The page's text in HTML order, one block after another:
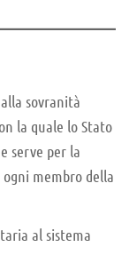
sovranità
la quale lo Stato
serve per la
membro della
al sistema